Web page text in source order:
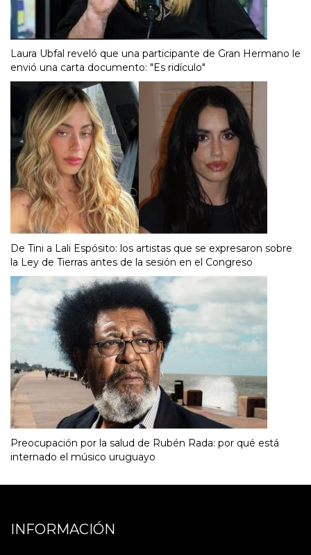
Laura Ubfal reveló que una participante de Gran Hermano le
envió una carta documento: "Es ridículo"
De Tini a Lali Espósito: los artistas que se expresaron sobre
la Ley de Tierras antes de la sesión en el Congreso
Preocupación por la salud de Rubén Rada: por qué está
internado el músico uruguayo
INFORMACIÓN